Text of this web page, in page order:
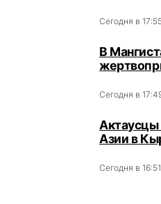
Сегодня в
В
Сегодня в
Азии в
Сегодня в 16:51